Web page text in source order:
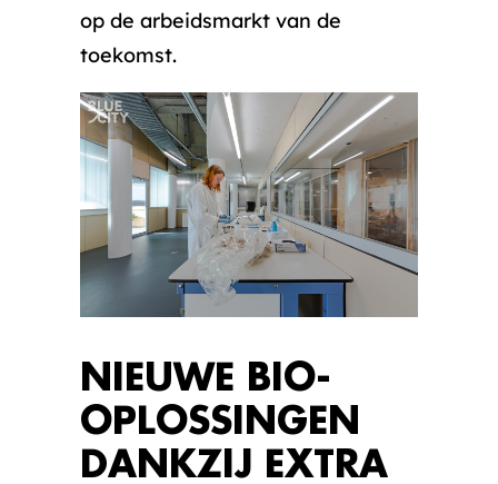
op de arbeidsmarkt van de
toekomst.
NIEUWE BIO-
OPLOSSINGEN
DANKZIJ EXTRA